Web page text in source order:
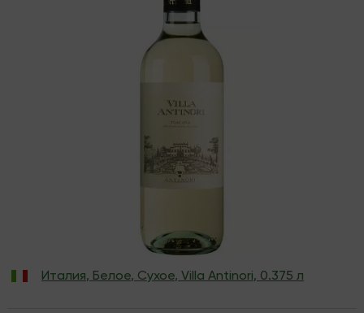
Италия, Белое, Сухое, Villa Antinori, 0.375 л